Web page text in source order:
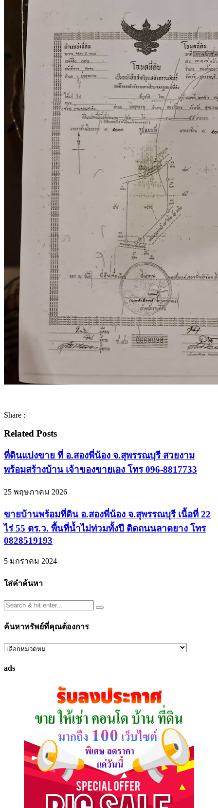
Share :
Related Posts
ที่ดินแบ่งขาย ที่ อ.สองพี่น้อง จ.สุพรรณบุรี สวยงาม
พร้อมสร้างบ้าน เจ้าของขายเอง โทร 096-8817733
25 พฤษภาคม 2026
ขายบ้านพร้อมที่ดิน อ.สองพี่น้อง จ.สุพรรณบุรี เนื้อที่ 22
ไร่ 55 ตร.ว. พื้นที่น้ำไม่ท่วมทั้งปี ติดถนนลาดยาง โทร
0828519193
5 มกราคม 2024
ใส่คำค้นหา
ค้นหาทรัพย์ที่คุณต้องการ
ค้นหา
ที่
ads